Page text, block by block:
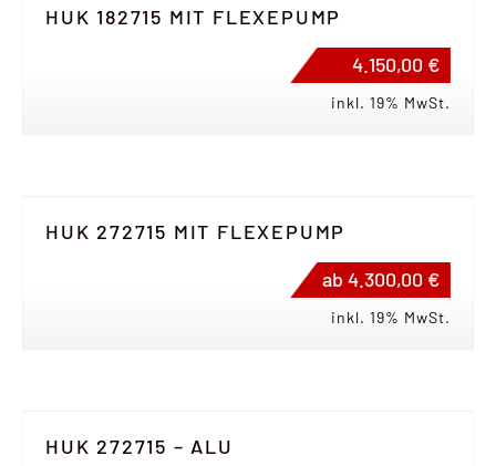
HUK 182715 MIT FLEXEPUMP
4.150,00 €
inkl. 19% MwSt.
HUK 272715 MIT FLEXEPUMP
ab 4.300,00 €
inkl. 19% MwSt.
HUK 272715 – ALU